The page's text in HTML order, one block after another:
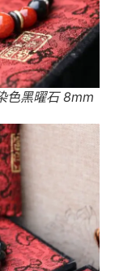
色黑曜石 8mm